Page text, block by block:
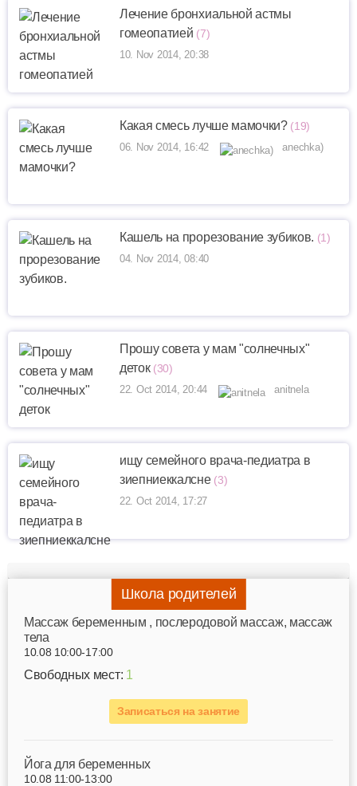
Лечение бронхиальной астмы
гомеопатией (7)
10. Nov 2014, 20:38
Какая смесь лучше мамочки? (19)
06. Nov 2014, 16:42 anechka)
Кашель на прорезование зубиков. (1)
04. Nov 2014, 08:40
Прошу совета у мам "солнечных"
деток (30)
22. Oct 2014, 20:44 anitnela
ищу семейного врача-педиатра в
зиепниеккалсне (3)
22. Oct 2014, 17:27
Школа родителей
Mассаж беременным , послеродовой массаж, массаж
тела
10.08 10:00-17:00
Свободных мест: 1
Записаться на занятие
Йога для беременных
10.08 11:00-13:00